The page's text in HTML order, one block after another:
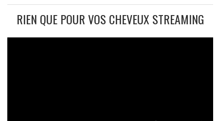
RIEN QUE POUR VOS CHEVEUX STREAMING